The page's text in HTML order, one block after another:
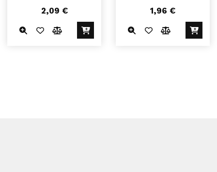
2,09 € 1,96 €